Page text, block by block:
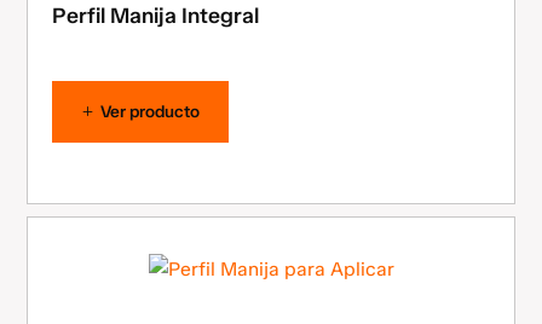
Perfil Manija Integral
Ver producto